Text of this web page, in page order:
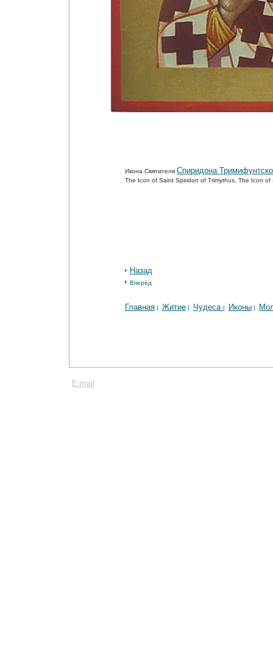
Икона Святителя Спиридона
The Icon of Saint Spiridon of Trimythus, The Icon
Назад
Вперёд
Главная | Житие | Чудеса | Иконы |
E-mail